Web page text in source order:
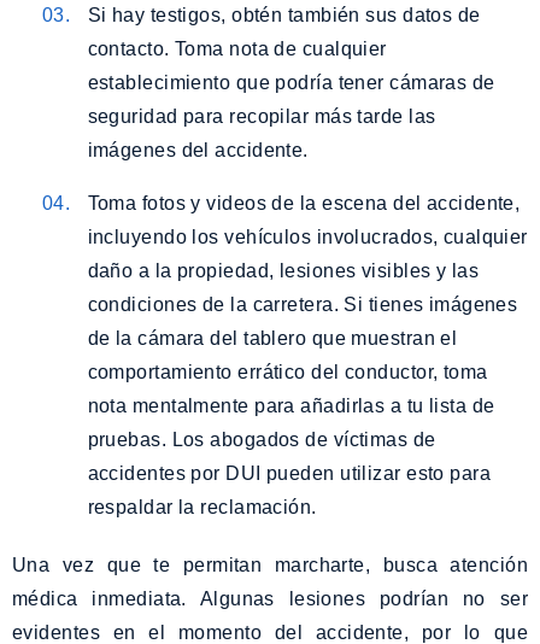
Si hay testigos, obtén también sus datos de
contacto. Toma nota de cualquier
establecimiento que podría tener cámaras de
seguridad para recopilar más tarde las
imágenes del accidente.
Toma fotos y videos de la escena del accidente,
incluyendo los vehículos involucrados, cualquier
daño a la propiedad, lesiones visibles y las
condiciones de la carretera. Si tienes imágenes
de la cámara del tablero que muestran el
comportamiento errático del conductor, toma
nota mentalmente para añadirlas a tu lista de
pruebas. Los abogados de víctimas de
accidentes por DUI pueden utilizar esto para
respaldar la reclamación.
Una vez que te permitan marcharte, busca atención
médica inmediata. Algunas lesiones podrían no ser
evidentes en el momento del accidente, por lo que